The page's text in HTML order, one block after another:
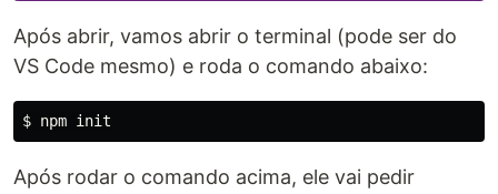
Após abrir, vamos abrir o terminal (pode ser do
VS Code mesmo) e roda o comando abaixo:
$
Após rodar o comando acima, ele vai pedir